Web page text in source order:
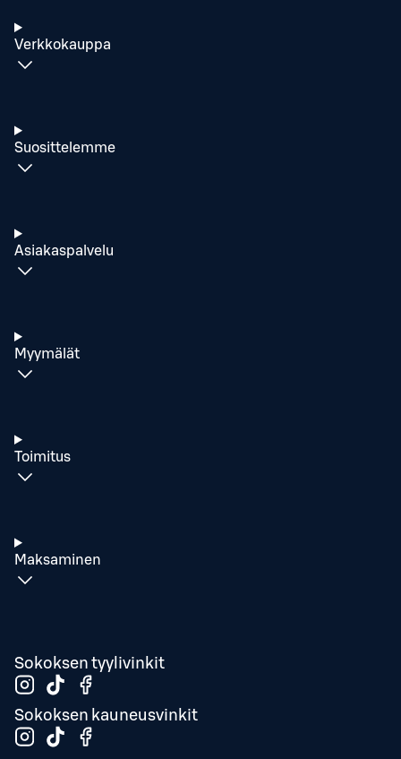
Verkkokauppa
Suosittelemme
Asiakaspalvelu
Myymälät
Toimitus
Maksaminen
Sokoksen tyylivinkit
Sokoksen kauneusvinkit